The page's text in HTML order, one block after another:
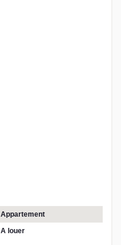
Appartement
A louer